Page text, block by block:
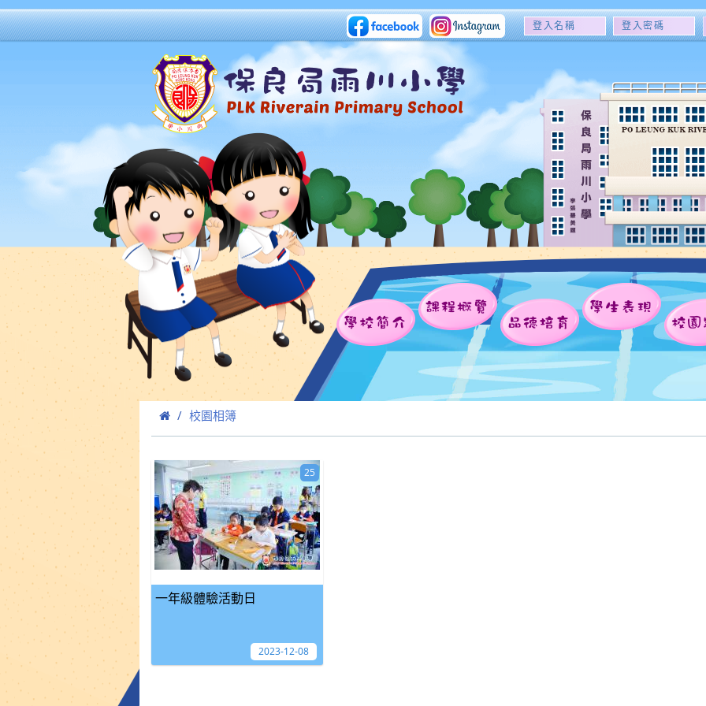
登
名
稱
登
密
碼
學校簡介
課程概覽
品德培育
學生表現
校
校園相簿
一年級體驗活動日
25
2023-12-08